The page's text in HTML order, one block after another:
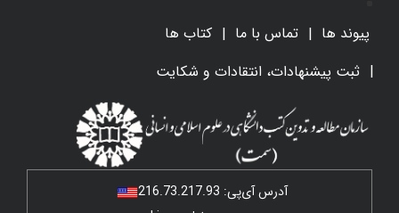
پیوند ها تماس با ما
کتاب ها
ثبت پیشنهادات، انتقادات و شکایت
آدرس آی‌پی: 216.73.217.93